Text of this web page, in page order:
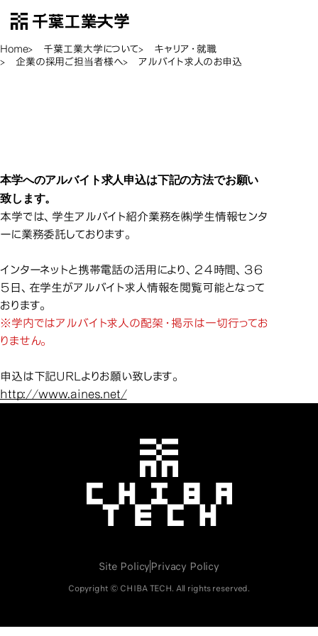
千葉工業大学
Open Menu
Home 千葉工業大学について
キャリア・就職
企業の採用ご担当者様へ
アルバイト求人のお申込
本学へのアルバイト求人申込は下記の方法でお願い
致します。
本学では、学生アルバイト紹介業務を㈱学生情報センタ
ーに業務委託しております。
インターネットと携帯電話の活用により、２４時間、３６
５日、在学生がアルバイト求人情報を閲覧可能となって
おります。
※学内ではアルバイト求人の配架・掲示は一切行ってお
りません。
申込は下記URLよりお願い致します。
http://www.aines.net/
千葉工業大学
Site PolicyPrivacy Policy
Copyright © CHIBA TECH. All rights reserved.